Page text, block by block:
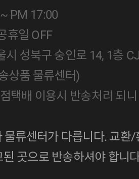
PM 17:00
휴일 OFF
시 성북구 숭인로 14, 1층
상품 물류센터)
택배 이용시 반송처리 되
류센터가 다릅니다. 교환
곳으로 반송하셔야 합니